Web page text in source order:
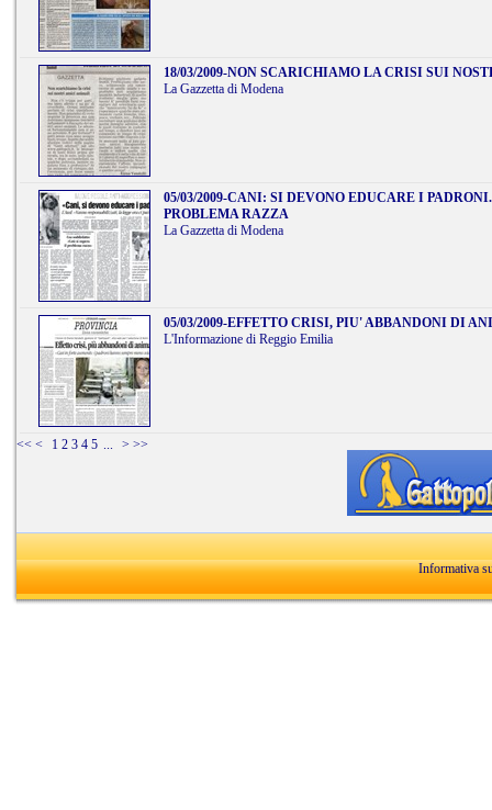
18/03/2009-NON SCARICHIAMO LA CRISI SUI
La Gazzetta di Modena
05/03/2009-CANI: SI DEVONO EDUCARE I
PROBLEMA RAZZA
La Gazzetta di Modena
05/03/2009-EFFETTO CRISI, PIU' ABBANDONI DI
L'Informazione di Reggio Emilia
<< < 1 2 3 4 5 ... > >>
Informativa